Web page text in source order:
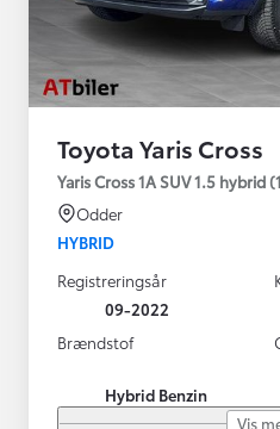
Toyota Yaris Cross
Yaris Cross 1A SUV 1.5 hybrid
Odder
HYBRID
Registreringsår
09-2022
Brændstof
Hybrid Benzin
Vis